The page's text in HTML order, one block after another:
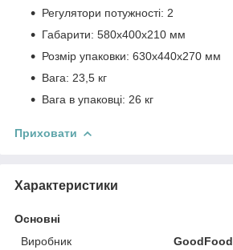
Регулятори потужності: 2
Габарити: 580х400х210 мм
Розмір упаковки: 630х440х270 мм
Вага: 23,5 кг
Вага в упаковці: 26 кг
Приховати
Характеристики
Основні
Виробник
GoodFood